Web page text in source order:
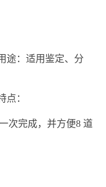
途：适用鉴定、分
点：
次完成，并方便8 道